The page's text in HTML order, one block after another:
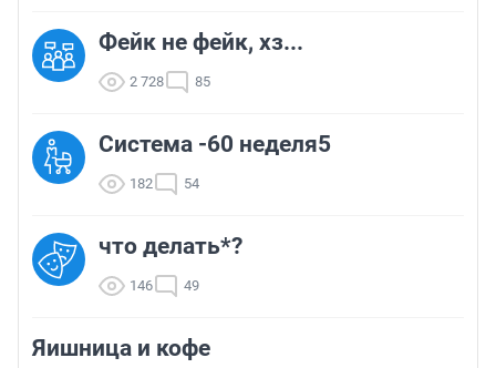
Фейк не фейк, хз...
2 728 85
Система -60 неделя5
182 54
что делать*?
146 49
Яишница и кофе